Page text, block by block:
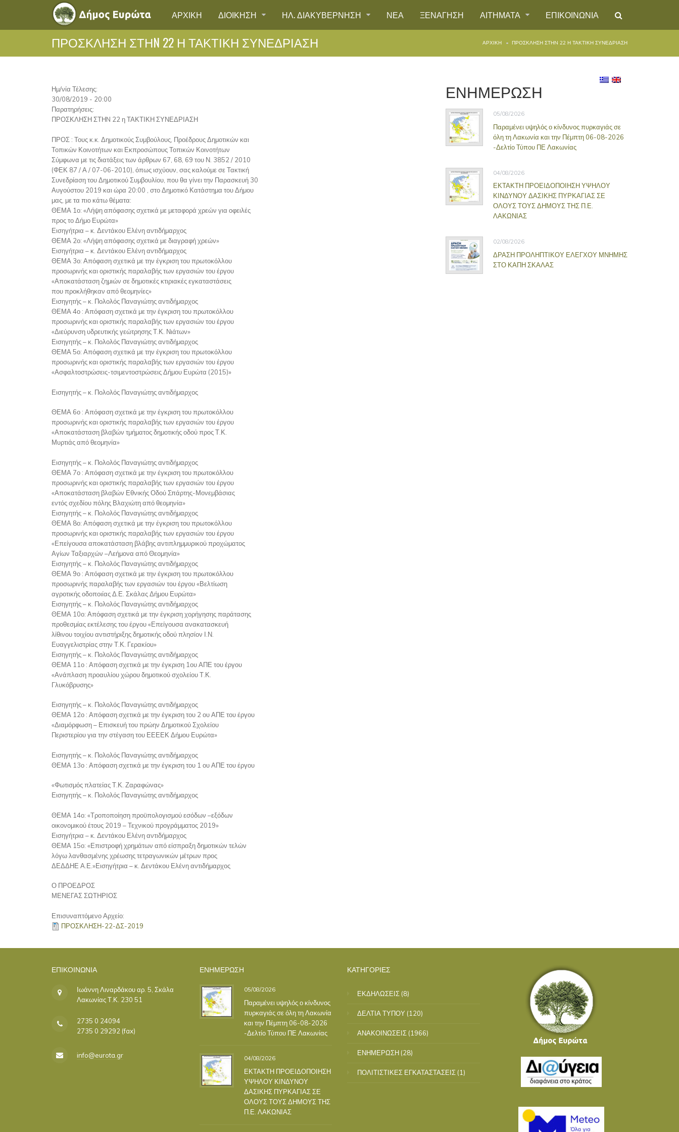
ΑΡΧΙΚΗ ΔΙΟΙΚΗΣΗ ΗΛ. ΔΙΑΚΥΒΕΡΝΗΣΗ ΝΕΑ ΞΕΝΑΓΗΣΗ ΑΙΤΗΜΑΤΑ ΕΠΙΚΟΙΝΩΝΙΑ
ΠΡΟΣΚΛΗΣΗ ΣΤΗN 22 Η ΤΑΚΤΙΚΗ ΣΥΝΕΔΡΙΑΣΗ ΑΡΧΙΚΉ ΠΡΟΣΚΛΗΣΗ ΣΤΗN 22 Η ΤΑΚΤΙΚΗ ΣΥΝΕΔΡΙΑΣΗ
Ημ/νία Τέλεσης:
30/08/2019 - 20:00
Παρατηρήσεις:
ΠΡΟΣΚΛΗΣΗ ΣΤΗN 22 η ΤΑΚΤΙΚΗ ΣΥΝΕΔΡΙΑΣΗ
ΠΡΟΣ : Τους κ.κ. Δημοτικούς Συμβούλους, Προέδρους Δημοτικών και
Τοπικών Κοινοτήτων και Εκπροσώπους Τοπικών Κοινοτήτων
Σύμφωνα με τις διατάξεις των άρθρων 67, 68, 69 του Ν. 3852 / 2010
(ΦΕΚ 87 / Α / 07-06-2010), όπως ισχύουν, σας καλούμε σε Τακτική
Συνεδρίαση του Δημοτικού Συμβουλίου, που θα γίνει την Παρασκευή 30
Αυγούστου 2019 και ώρα 20:00 , στο Δημοτικό Κατάστημα του Δήμου
μας, με τα πιο κάτω θέματα:
ΘΕΜΑ 1ο: «Λήψη απόφασης σχετικά με μεταφορά χρεών για οφειλές
προς το Δήμο Ευρώτα»
Εισηγήτρια – κ. Δεντάκου Ελένη αντιδήμαρχος
ΘΕΜΑ 2ο: «Λήψη απόφασης σχετικά με διαγραφή χρεών»
Εισηγήτρια – κ. Δεντάκου Ελένη αντιδήμαρχος
ΘΕΜΑ 3ο: Απόφαση σχετικά με την έγκριση του πρωτοκόλλου
προσωρινής και οριστικής παραλαβής των εργασιών του έργου
«Αποκατάσταση ζημιών σε δημοτικές κτιριακές εγκαταστάσεις
που προκλήθηκαν από θεομηνίες»
Εισηγητής – κ. Πολολός Παναγιώτης αντιδήμαρχος
ΘΕΜΑ 4ο : Απόφαση σχετικά με την έγκριση του πρωτοκόλλου
προσωρινής και οριστικής παραλαβής των εργασιών του έργου
«Διεύρυνση υδρευτικής γεώτρησης Τ.Κ. Νιάτων»
Εισηγητής – κ. Πολολός Παναγιώτης αντιδήμαρχος
ΘΕΜΑ 5ο: Απόφαση σχετικά με την έγκριση του πρωτοκόλλου
προσωρινής και οριστικής παραλαβής των εργασιών του έργου
«Ασφαλτοστρώσεις-τσιμεντοστρώσεις Δήμου Ευρώτα (2015)»
Εισηγητής – κ. Πολολός Παναγιώτης αντιδήμαρχος
ΘΕΜΑ 6ο : Απόφαση σχετικά με την έγκριση του πρωτοκόλλου
προσωρινής και οριστικής παραλαβής των εργασιών του έργου
«Αποκατάσταση βλαβών τμήματος δημοτικής οδού προς Τ.Κ.
Μυρτιάς από θεομηνία»
Εισηγητής – κ. Πολολός Παναγιώτης αντιδήμαρχος
ΘΕΜΑ 7ο : Απόφαση σχετικά με την έγκριση του πρωτοκόλλου
προσωρινής και οριστικής παραλαβής των εργασιών του έργου
«Αποκατάσταση βλαβών Εθνικής Οδού Σπάρτης-Μονεμβάσιας
εντός σχεδίου πόλης Βλαχιώτη από θεομηνία»
Εισηγητής – κ. Πολολός Παναγιώτης αντιδήμαρχος
ΘΕΜΑ 8ο: Απόφαση σχετικά με την έγκριση του πρωτοκόλλου
προσωρινής και οριστικής παραλαβής των εργασιών του έργου
«Επείγουσα αποκατάσταση βλάβης αντιπλημμυρικού προχώματος
Αγίων Ταξιαρχών –Λεήμονα από Θεομηνία»
Εισηγητής – κ. Πολολός Παναγιώτης αντιδήμαρχος
ΘΕΜΑ 9ο : Απόφαση σχετικά με την έγκριση του πρωτοκόλλου
προσωρινής παραλαβής των εργασιών του έργου «Βελτίωση
αγροτικής οδοποιίας Δ.Ε. Σκάλας Δήμου Ευρώτα»
Εισηγητής – κ. Πολολός Παναγιώτης αντιδήμαρχος
ΘΕΜΑ 10ο: Απόφαση σχετικά με την έγκριση χορήγησης παράτασης
προθεσμίας εκτέλεσης του έργου «Επείγουσα ανακατασκευή
λίθινου τοιχίου αντιστήριξης δημοτικής οδού πλησίον Ι.Ν.
Ευαγγελιστρίας στην Τ.Κ. Γερακίου»
Εισηγητής – κ. Πολολός Παναγιώτης αντιδήμαρχος
ΘΕΜΑ 11ο : Απόφαση σχετικά με την έγκριση 1ου ΑΠΕ του έργου
«Ανάπλαση προαυλίου χώρου δημοτικού σχολείου Τ.Κ.
Γλυκόβρυσης»
Εισηγητής – κ. Πολολός Παναγιώτης αντιδήμαρχος
ΘΕΜΑ 12ο : Απόφαση σχετικά με την έγκριση του 2 ου ΑΠΕ του έργου
«Διαμόρφωση – Επισκευή του πρώην Δημοτικού Σχολείου
Περιστερίου για την στέγαση του ΕΕΕΕΚ Δήμου Ευρώτα»
Εισηγητής – κ. Πολολός Παναγιώτης αντιδήμαρχος
ΘΕΜΑ 13ο : Απόφαση σχετικά με την έγκριση του 1 ου ΑΠΕ του έργου
«Φωτισμός πλατείας Τ.Κ. Ζαραφώνας»
Εισηγητής – κ. Πολολός Παναγιώτης αντιδήμαρχος
ΘΕΜΑ 14ο: «Τροποποίηση προϋπολογισμού εσόδων –εξόδων
οικονομικού έτους 2019 – Τεχνικού προγράμματος 2019»
Εισηγήτρια – κ. Δεντάκου Ελένη αντιδήμαρχος
ΘΕΜΑ 15ο: «Επιστροφή χρημάτων από είσπραξη δημοτικών τελών
λόγω λανθασμένης χρέωσης τετραγωνικών μέτρων προς
ΔΕΔΔΗΕ Α.Ε.»Εισηγήτρια – κ. Δεντάκου Ελένη αντιδήμαρχος
Ο ΠΡΟΕΔΡΟΣ
ΜΕΝΕΓΑΣ ΣΩΤΗΡΙΟΣ
Επισυναπτόμενο Αρχείο:
ΠΡΟΣΚΛΗΣΗ-22-ΔΣ-2019
ΕΝΗΜΕΡΩΣΗ
05/08/2026
Παραμένει υψηλός ο κίνδυνος πυρκαγιάς σε
όλη τη Λακωνία και την Πέμπτη 06-08-2026
-Δελτίο Τύπου ΠΕ Λακωνίας
04/08/2026
ΕΚΤΑΚΤΗ ΠΡΟΕΙΔΟΠΟΙΗΣΗ ΥΨΗΛΟΥ
ΚΙΝΔΥΝΟΥ ΔΑΣΙΚΗΣ ΠΥΡΚΑΓΙΑΣ ΣΕ
ΟΛΟΥΣ ΤΟΥΣ ΔΗΜΟΥΣ ΤΗΣ Π.Ε.
ΛΑΚΩΝΙΑΣ
02/08/2026
ΔΡΑΣΗ ΠΡΟΛΗΠΤΙΚΟΥ ΕΛΕΓΧΟΥ ΜΝΗΜΗΣ
ΣΤΟ ΚΑΠΗ ΣΚΑΛΑΣ
ΕΠΙΚΟΙΝΩΝΊΑ
Ιωάννη Λιναρδάκου αρ. 5, Σκάλα
Λακωνίας Τ.Κ. 230 51
2735 0 24094
2735 0 29292 (fax)
info@eurota.gr
ΕΝΗΜΕΡΩΣΗ
05/08/2026
Παραμένει υψηλός ο κίνδυνος
πυρκαγιάς σε όλη τη Λακωνία
και την Πέμπτη 06-08-2026
-Δελτίο Τύπου ΠΕ Λακωνίας
04/08/2026
ΕΚΤΑΚΤΗ ΠΡΟΕΙΔΟΠΟΙΗΣΗ
ΥΨΗΛΟΥ ΚΙΝΔΥΝΟΥ
ΔΑΣΙΚΗΣ ΠΥΡΚΑΓΙΑΣ ΣΕ
ΟΛΟΥΣ ΤΟΥΣ ΔΗΜΟΥΣ ΤΗΣ
Π.Ε. ΛΑΚΩΝΙΑΣ
ΚΑΤΗΓΟΡΙΕΣ
ΕΚΔΗΛΩΣΕΙΣ (8)
ΔΕΛΤΙΑ ΤΥΠΟΥ (120)
ΑΝΑΚΟΙΝΩΣΕΙΣ (1966)
ΕΝΗΜΕΡΩΣΗ (28)
ΠΟΛΙΤΙΣΤΙΚΕΣ ΕΓΚΑΤΑΣΤΑΣΕΙΣ (1)